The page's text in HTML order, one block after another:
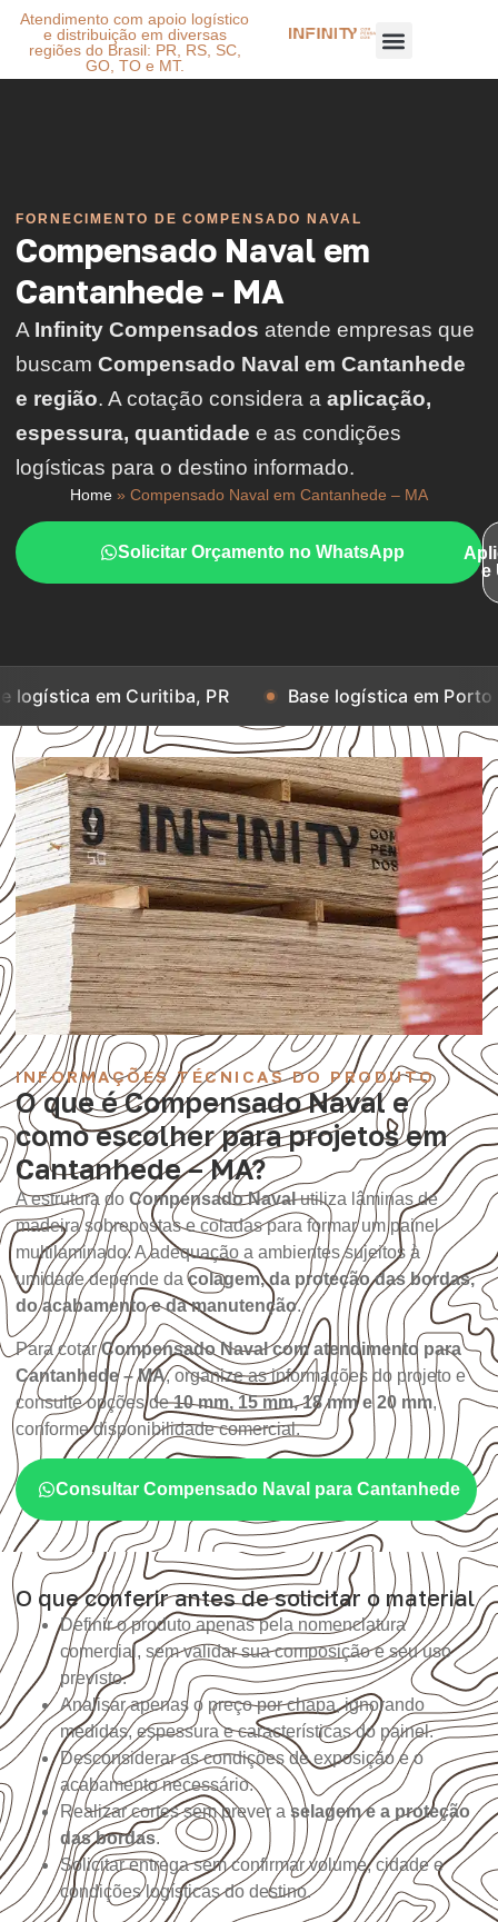
Atendimento com apoio logístico
e distribuição em diversas
regiões do Brasil: PR, RS, SC,
GO, TO e MT.
FORNECIMENTO DE COMPENSADO NAVAL
Compensado Naval em
Cantanhede - MA
A Infinity Compensados atende empresas que
buscam Compensado Naval em Cantanhede
e região. A cotação considera a aplicação,
espessura, quantidade e as condições
logísticas para o destino informado.
Home » Compensado Naval em Cantanhede – MA
Solicitar Orçamento no WhatsApp
e
Curitiba, PR Base logística em Porto Alegre, RS
INFORMAÇÕES TÉCNICAS DO PRODUTO
O que é Compensado Naval e
como escolher para projetos em
Cantanhede – MA?
A estrutura do Compensado Navalutiliza lâminas de
madeira sobrepostas e coladas para formar um painel
multilaminado. A adequação a ambientes sujeitos à
umidade depende dacolagem, da proteção das bordas,
do acabamento e da manutenção.
Para cotarCompensado Naval com atendimento para
Cantanhede – MA, organize as informações do projeto e
consulte opções de10 mm, 15 mm, 18 mm e 20 mm,
conforme disponibilidade comercial.
Consultar Compensado Naval para Cantanhede
O que conferir antes de solicitar o material
Definir o produto apenas pela nomenclatura
comercial, sem validar sua composição e seu uso
previsto.
Analisar apenas o preço por chapa, ignorando
medidas, espessura e características do painel.
Desconsiderar as condições de exposição e o
acabamento necessário.
Realizar cortes sem prever a selagem e a proteção
das bordas.
Solicitar entrega sem confirmar volume, cidade e
condições logísticas do destino.